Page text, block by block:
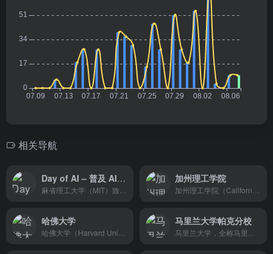
相关导航
Day of AI – 普及 AI 教育，助力学校和学生发展 加州理工学院
哈佛大学 马里兰大学帕克分校